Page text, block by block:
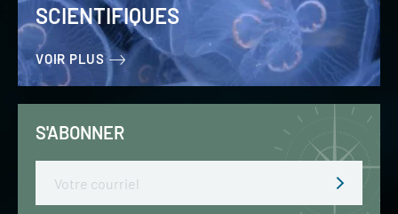
SCIENTIFIQUES
VOIR PLUS
S'ABONNER